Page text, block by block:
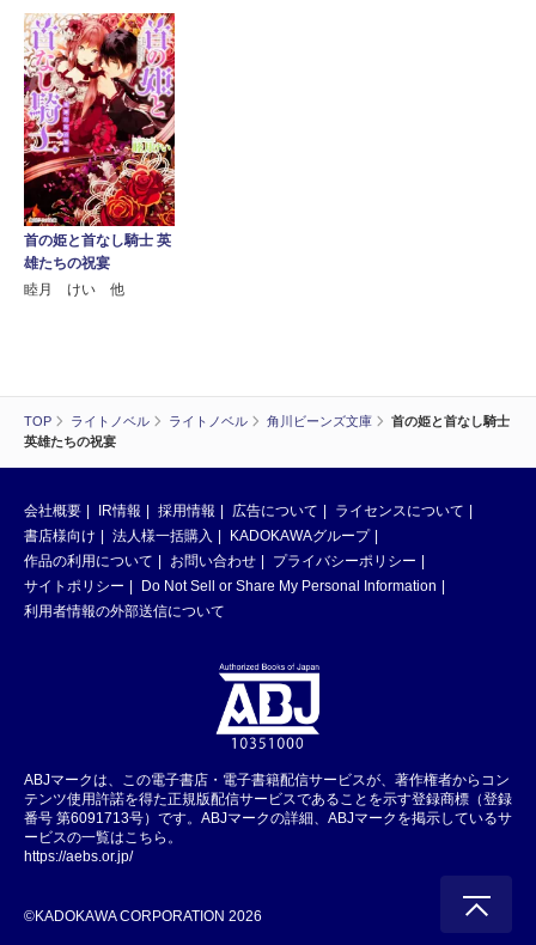
TOP ライトノベル ライトノベル 角川ビーンズ文庫
首の姫と首なし騎士
英雄たちの祝宴
首の姫と首なし騎士 英
雄たちの祝宴
睦月 けい 他
会社概要 IR情報 採用情報 広告について
ライセンスについて
書店様向け
法人様一括購入
KADOKAWAグループ
作品の利用について
お問い合わせ
プライバシーポリシー
サイトポリシー
Do Not Sell or Share My Personal Information
利用者情報の外部送信について
ABJマークは、この電子書店・電子書籍配信サービスが、著作権者からコン
テンツ使用許諾を得た正規版配信サービスであることを示す登録商標（登録
番号 第6091713号）です。ABJマークの詳細、ABJマークを掲示しているサ
ービスの一覧はこちら。
https://aebs.or.jp/
©KADOKAWA CORPORATION 2026